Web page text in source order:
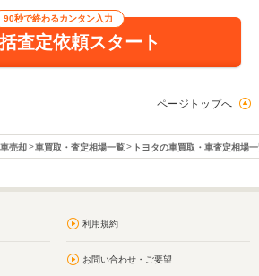
90秒で終わるカンタン入力
査定依頼スタート
ページトップへ
売却 車買取・査定相場一覧 トヨタの車買取・車査定相場
利用規約
お問い合わせ・ご要望